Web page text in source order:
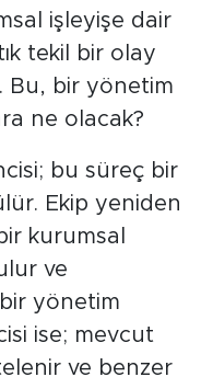
işleyişe dair
tekil bir olay
Bu, bir yönetim
ne olacak?
bu süreç bir
Ekip yeniden
kurumsal
ve
yönetim
ise; mevcut
ve benzer